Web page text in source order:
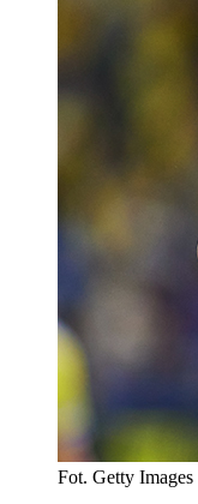
Fot. Getty Images